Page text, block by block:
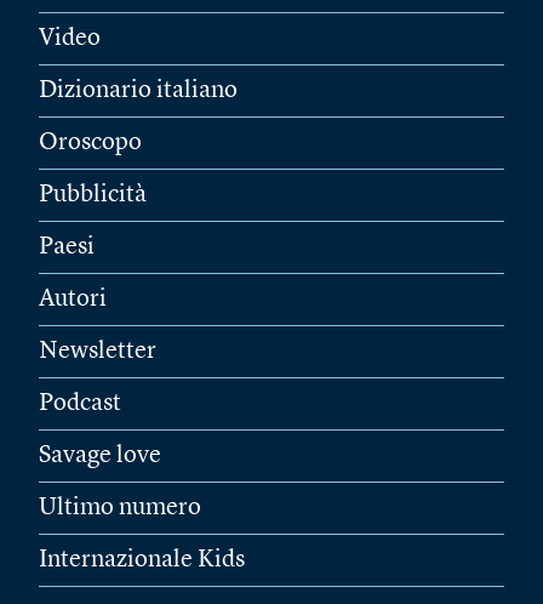
Video
Dizionario italiano
Oroscopo
Pubblicità
Paesi
Autori
Newsletter
Podcast
Savage love
Ultimo numero
Internazionale Kids